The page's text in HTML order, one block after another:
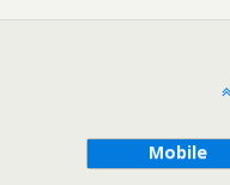
Mobile